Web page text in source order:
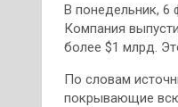
В понедельник, 6
Компания
более $1 млрд.
По словам
покрывающие